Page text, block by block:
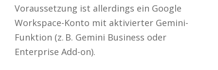
Voraussetzung ist allerdings ein Google
Workspace-Konto mit aktivierter Gemini-
Funktion (z. B. Gemini Business oder
Enterprise Add-on).